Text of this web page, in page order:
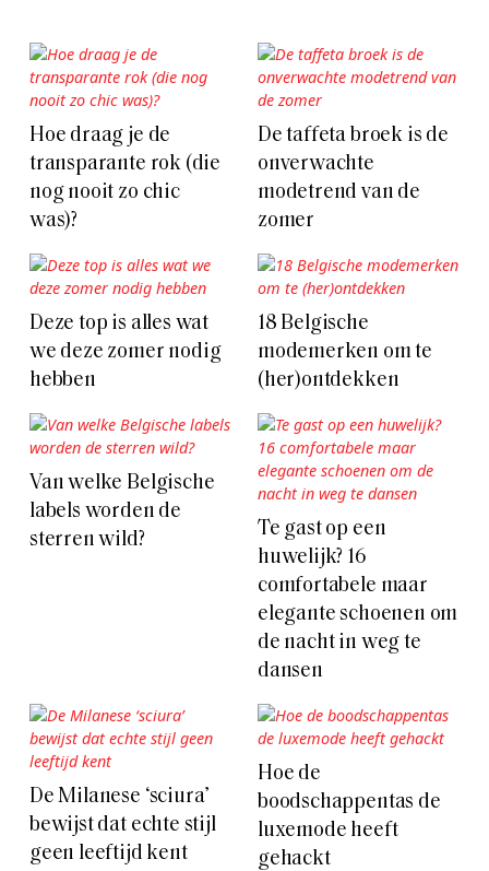
Hoe draag je de
transparante rok (die
nog nooit zo chic
was)?
De taffeta broek is de
onverwachte
modetrend van de
zomer
Deze top is alles wat
we deze zomer nodig
hebben
18 Belgische
modemerken om te
(her)ontdekken
Van welke Belgische
labels worden de
sterren wild?
Te gast op een
huwelijk? 16
comfortabele maar
elegante schoenen om
de nacht in weg te
dansen
De Milanese ‘sciura’
bewijst dat echte stijl
geen leeftijd kent
Hoe de
boodschappentas de
luxemode heeft
gehackt